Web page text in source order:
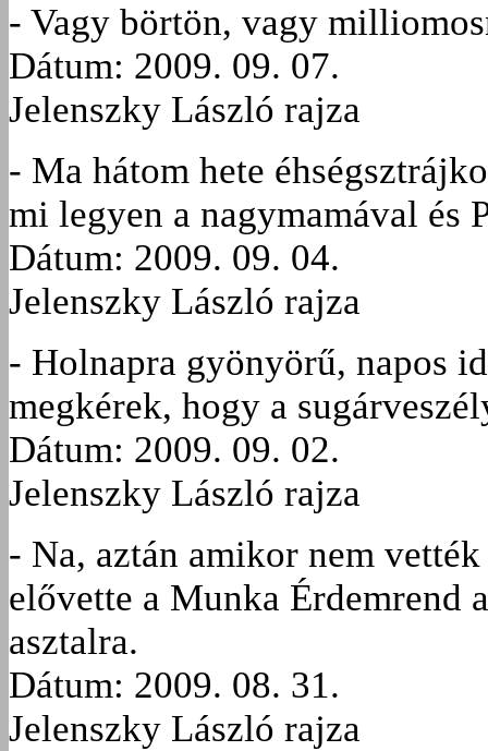
- Vagy börtön, vagy
Dátum: 2009. 09. 07.
Jelenszky László rajza
- Ma hátom hete
mi legyen a nagymamával és
Dátum: 2009. 09. 04.
Jelenszky László rajza
- Holnapra gyönyörű, napos
megkérek, hogy a
Dátum: 2009. 09. 02.
Jelenszky László rajza
- Na, aztán amikor nem
elővette a Munka Érdemrend
asztalra.
Dátum: 2009. 08. 31.
Jelenszky László rajza